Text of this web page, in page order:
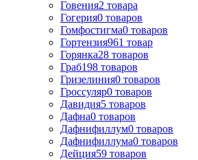
Говения2 товара
Гогерия0 товаров
Гомфостигма0 товаров
Гортензия961 товар
Горянка28 товаров
Граб198 товаров
Гризелиния0 товаров
Гроссуляр0 товаров
Давидия5 товаров
Дафна0 товаров
Дафнифиллум0 товаров
Дафнифиллума0 товаров
Дейция59 товаров